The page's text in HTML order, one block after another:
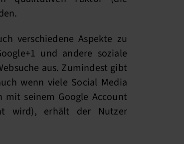
verschiedene Aspekte zu
und andere soziale
aus. Zumindest gibt
wenn viele Social Media
mit seinem Google Account
wird), erhält der Nutzer